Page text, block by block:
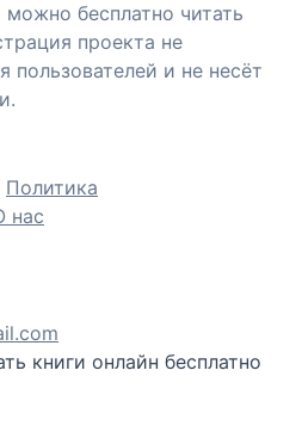
бесплатно читать
проекта не
пользователей и не несёт
Политика
нас
книги онлайн бесплатно